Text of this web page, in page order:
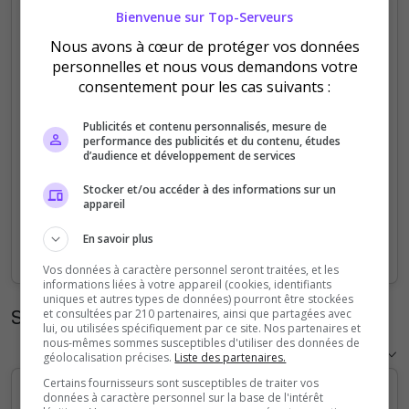
0
1
2
4
Nov
Statistiques horaires
Bienvenue sur Top-Serveurs
Nous avons à cœur de protéger vos données
personnelles et nous vous demandons votre
consentement pour les cas suivants :
Publicités et contenu personnalisés, mesure de
performance des publicités et du contenu, études
d’audience et développement de services
Stocker et/ou accéder à des informations sur un
appareil
En savoir plus
Vos données à caractère personnel seront traitées, et les
informations liées à votre appareil (cookies, identifiants
uniques et autres types de données) pourront être stockées
et consultées par 210 partenaires, ainsi que partagées avec
lui, ou utilisées spécifiquement par ce site. Nos partenaires et
nous-mêmes sommes susceptibles d'utiliser des données de
géolocalisation précises. Liste des partenaires.
Certains fournisseurs sont susceptibles de traiter vos
données à caractère personnel sur la base de l'intérêt